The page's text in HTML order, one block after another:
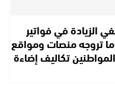
الزيادة في فواتير
ما تروجه منصات ومواقع
تكاليف إضاءة